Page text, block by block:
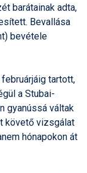
barátainak adta,
Bevallása
bevétele
tartott,
a Stubai-
gyanússá váltak
követő vizsgálat
hónapokon át